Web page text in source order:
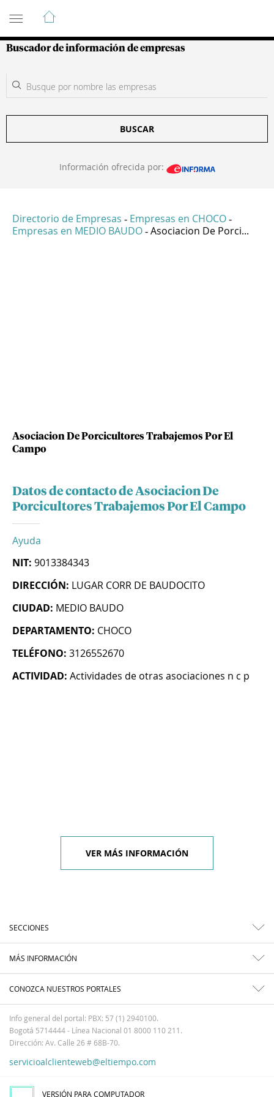
Guía de Empresas Colombianas
Buscador de información de empresas
BUSCAR
Información ofrecida por:
Directorio de Empresas - Empresas en CHOCO -
Empresas en MEDIO BAUDO - Asociacion De Porci...
Asociacion De Porcicultores Trabajemos Por El
Campo
Datos de contacto de Asociacion De
Porcicultores Trabajemos Por El Campo
Ayuda
NIT: 9013384343
DIRECCIÓN: LUGAR CORR DE BAUDOCITO
CIUDAD: MEDIO BAUDO
DEPARTAMENTO: CHOCO
TELÉFONO: 3126552670
ACTIVIDAD: Actividades de otras asociaciones n c p
VER MÁS INFORMACIÓN
SECCIONES
MÁS INFORMACIÓN
CONOZCA NUESTROS PORTALES
Info general del portal: PBX: 57 (1) 2940100.
Bogotá 5714444 - Línea Nacional 01 8000 110 211.
Dirección: Av. Calle 26 # 68B-70.
servicioalclienteweb@eltiempo.com
VERSIÓN PARA COMPUTADOR